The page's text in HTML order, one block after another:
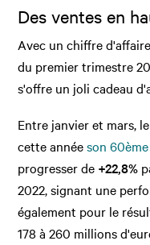
Des ventes en
Avec un chiffre
du premier trimestre
s'offre un joli cadeau
Entre janvier et mars,
cette annéeson
progresser de +22,8%
2022, signant une
également pour le
178 à 260 millions